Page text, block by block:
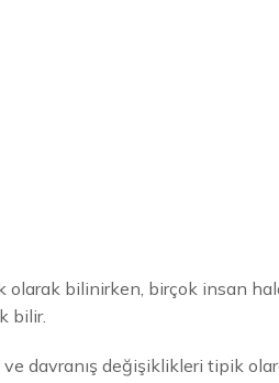
bilinirken, birçok insan
bilir.
davranış değişiklikleri tipik